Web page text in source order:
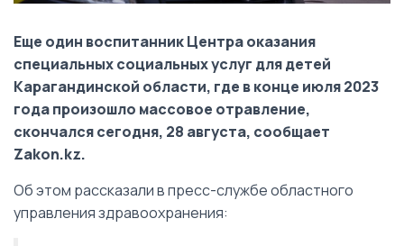
Еще один воспитанник Центра оказания
специальных социальных услуг для детей
Карагандинской области, где в конце июля 2023
года произошло массовое отравление,
скончался сегодня, 28 августа, сообщает
Zakon.kz.
Об этом рассказали в пресс-службе областного
управления здравоохранения: